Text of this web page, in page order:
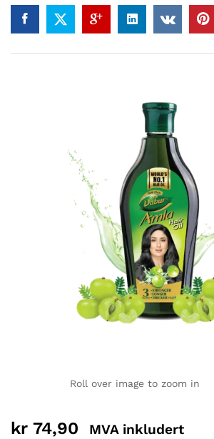
Roll over image to zoom in
kr 74,90 MVA inkludert